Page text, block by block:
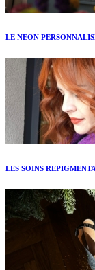
LE NEON
LES SOINS